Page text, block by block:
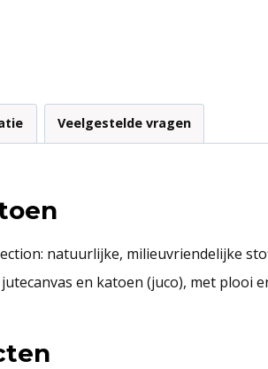
Veelgestelde vragen
natuurlijke, milieuvriendelijke
en katoen (juco), met plooi